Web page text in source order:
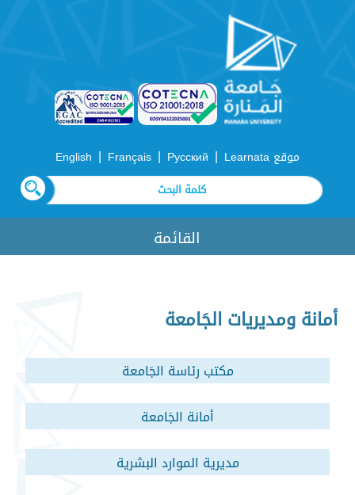
موقع Learnata |
Русский
|
Français
|
English
القائمة
أمانة ومديريات الجَامعة
مكتب رئاسة الجَامعة
أمانة الجَامعة
مديرية الموارد البشرية